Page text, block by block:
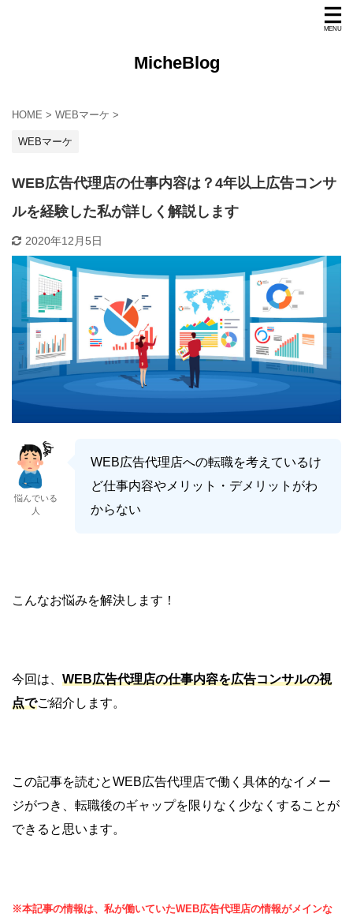
MicheBlog
HOME > WEBマーケ >
WEBマーケ
WEB広告代理店の仕事内容は？4年以上広告コンサ
ルを経験した私が詳しく解説します
2020年12月5日
悩んでいる
人
WEB広告代理店への転職を考えているけ
ど仕事内容やメリット・デメリットがわ
からない
こんなお悩みを解決します！
今回は、 WEB広告代理店の仕事内容を広告コンサルの視
点でご紹介します。
この記事を読むとWEB広告代理店で働く具体的なイメー
ジがつき、転職後のギャップを限りなく少なくすることが
できると思います。
※本記事の情報は、私が働いていたWEB広告代理店の情報がメインな